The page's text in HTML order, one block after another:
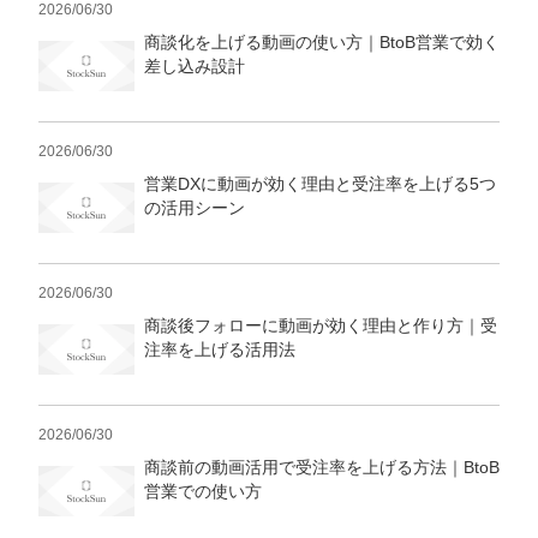
2026/06/30
商談化を上げる動画の使い方｜BtoB営業で効く
差し込み設計
2026/06/30
営業DXに動画が効く理由と受注率を上げる5つ
の活用シーン
2026/06/30
商談後フォローに動画が効く理由と作り方｜受
注率を上げる活用法
2026/06/30
商談前の動画活用で受注率を上げる方法｜BtoB
営業での使い方